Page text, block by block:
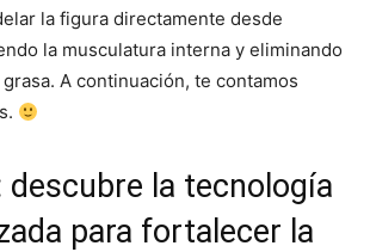
la figura directamente desde
la musculatura interna y eliminando
A continuación, te contamos
descubre la tecnología
para fortalecer la